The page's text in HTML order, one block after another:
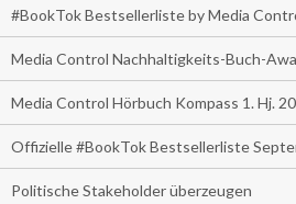
#BookTok Bestsellerliste by Media
Media Control Nachhaltigkeits-Buch-
Media Control Hörbuch Kompass 1. Hj.
Offizielle #BookTok Bestsellerliste
Politische Stakeholder überzeugen